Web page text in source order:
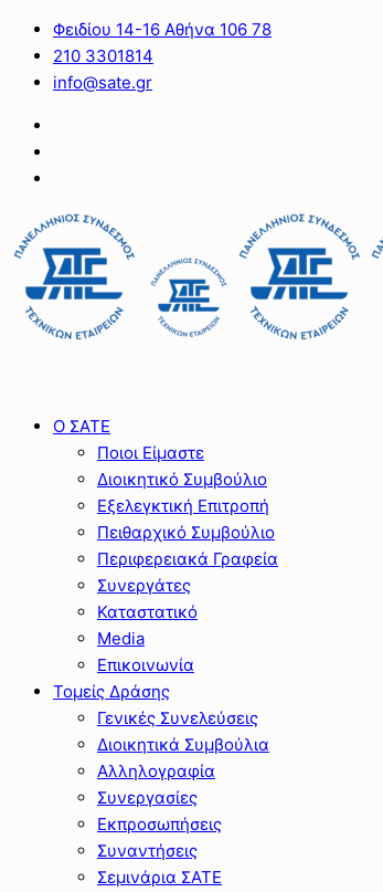
Φειδίου 14-16 Αθήνα 106 78
210 3301814
info@sate.gr
Ο ΣΑΤΕ
Ποιοι Είμαστε
Διοικητικό Συμβούλιο
Εξελεγκτική Επιτροπή
Πειθαρχικό Συμβούλιο
Περιφερειακά Γραφεία
Συνεργάτες
Καταστατικό
Media
Επικοινωνία
Τομείς Δράσης
Γενικές Συνελεύσεις
Διοικητικά Συμβούλια
Αλληλογραφία
Συνεργασίες
Εκπροσωπήσεις
Συναντήσεις
Σεμινάρια ΣΑΤΕ